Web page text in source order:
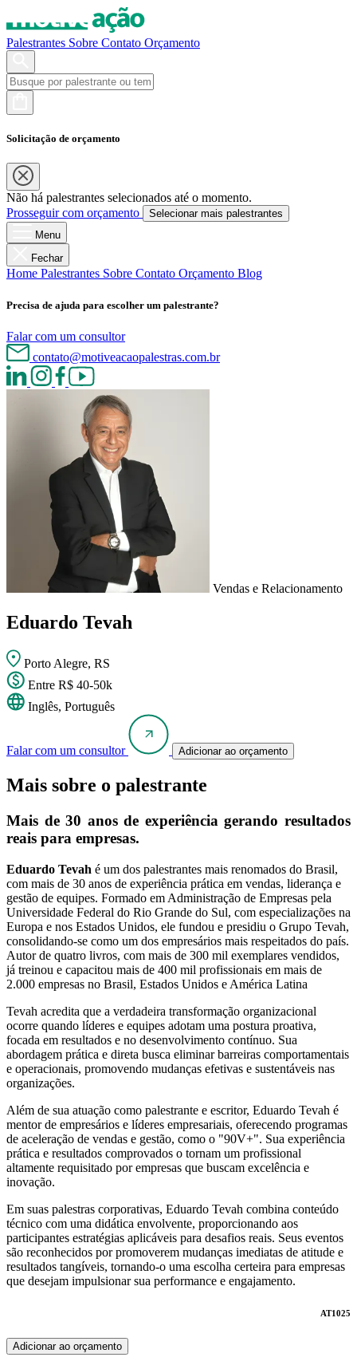
Palestrantes Sobre Contato Orçamento
Solicitação de orçamento
Não há palestrantes selecionados até o momento.
Prosseguir com orçamento
Selecionar mais palestrantes
Menu
Fechar
Home Palestrantes Sobre Contato Orçamento Blog
Precisa de ajuda para escolher um palestrante?
Falar com um consultor
contato@motiveacaopalestras.com.br
Vendas e Relacionamento
Eduardo Tevah
Porto Alegre, RS
Entre R$ 40-50k
Inglês, Português
Falar com um consultor Adicionar ao orçamento
Mais sobre o palestrante
Mais de 30 anos de experiência gerando resultados
reais para empresas.
Eduardo Tevah é um dos palestrantes mais renomados do Brasil,
com mais de 30 anos de experiência prática em vendas, liderança e
gestão de equipes. Formado em Administração de Empresas pela
Universidade Federal do Rio Grande do Sul, com especializações na
Europa e nos Estados Unidos, ele fundou e presidiu o Grupo Tevah,
consolidando-se como um dos empresários mais respeitados do país.
Autor de quatro livros, com mais de 300 mil exemplares vendidos,
já treinou e capacitou mais de 400 mil profissionais em mais de
2.000 empresas no Brasil, Estados Unidos e América Latina
Tevah acredita que a verdadeira transformação organizacional
ocorre quando líderes e equipes adotam uma postura proativa,
focada em resultados e no desenvolvimento contínuo. Sua
abordagem prática e direta busca eliminar barreiras comportamentais
e operacionais, promovendo mudanças efetivas e sustentáveis nas
organizações.
Além de sua atuação como palestrante e escritor, Eduardo Tevah é
mentor de empresários e líderes empresariais, oferecendo programas
de aceleração de vendas e gestão, como o "90V+". Sua experiência
prática e resultados comprovados o tornam um profissional
altamente requisitado por empresas que buscam excelência e
inovação.
Em suas palestras corporativas, Eduardo Tevah combina conteúdo
técnico com uma didática envolvente, proporcionando aos
participantes estratégias aplicáveis para desafios reais. Seus eventos
são reconhecidos por promoverem mudanças imediatas de atitude e
resultados tangíveis, tornando-o uma escolha certeira para empresas
que desejam impulsionar sua performance e engajamento.
AT1025
Adicionar ao orçamento